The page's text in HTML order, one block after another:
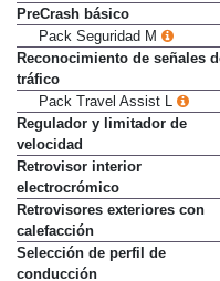
Ordenador de viaje
PreCrash básico
Pack Seguridad M
Reconocimiento de señales de
tráfico
Pack Travel Assist L
Regulador y limitador de
velocidad
Retrovisor interior
electrocrómico
Retrovisores exteriores con
calefacción
Selección de perfil de